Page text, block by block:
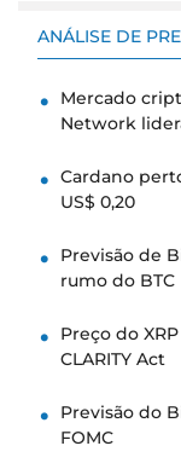
ANÁLISE DE
Mercado
Network
Cardano
US$ 0,20
Previsão de
rumo do BTC
Preço do
CLARITY Act
Previsão do
FOMC